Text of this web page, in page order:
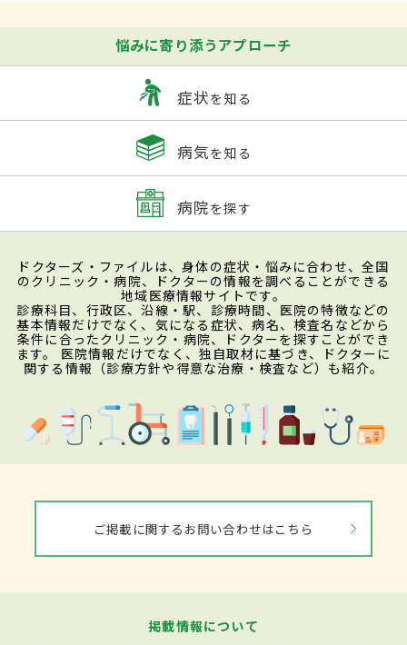
悩みに寄り添うアプローチ
症状を知る
病気を知る
病院を探す
ドクターズ・ファイルは、身体の症状・悩みに合わせ、全国
のクリニック・病院、ドクターの情報を調べることができる
地域医療情報サイトです。
診療科目、行政区、沿線・駅、診療時間、医院の特徴などの
基本情報だけでなく、気になる症状、病名、検査名などから
条件に合ったクリニック・病院、ドクターを探すことができ
ます。 医院情報だけでなく、独自取材に基づき、ドクターに
関する情報（診療方針や得意な治療・検査など）も紹介。
ご掲載に関するお問い合わせはこちら
掲載情報について